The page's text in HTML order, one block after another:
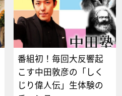
番組初！毎回大反響起
こす中田敦彦の「しく
じり偉人伝」生体験の